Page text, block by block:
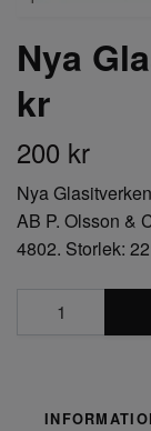
Nya
kr
200 kr
Nya
AB P. Olsson &
4802. Storlek: